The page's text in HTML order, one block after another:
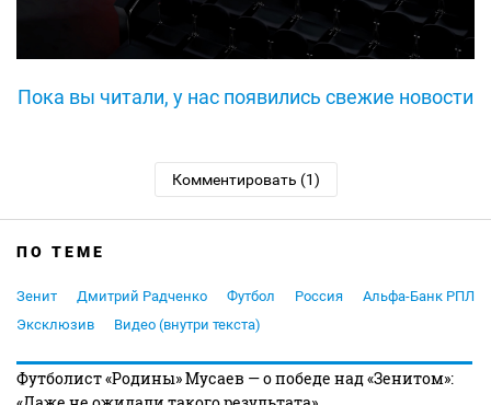
Пока вы читали, у нас появились свежие новости
Комментировать (1)
ПО ТЕМЕ
Зенит Дмитрий Радченко Футбол Россия
Альфа-Банк РПЛ
Эксклюзив
Видео (внутри текста)
Футболист «Родины» Мусаев — о победе над «Зенитом»: